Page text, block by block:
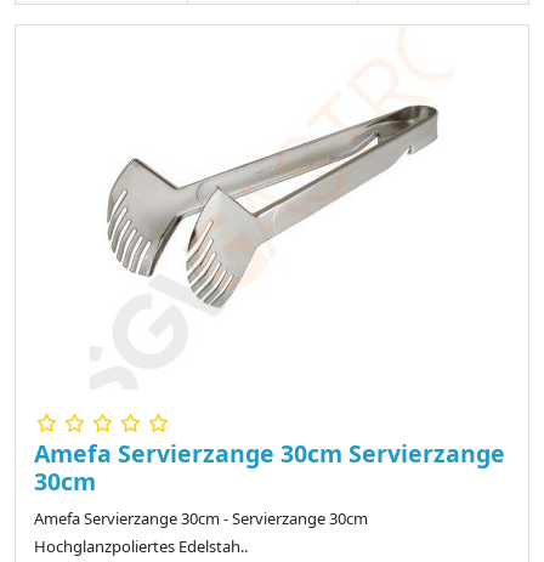
Amefa Servierzange 30cm Servierzange
30cm
Amefa Servierzange 30cm - Servierzange 30cm
Hochglanzpoliertes Edelstah..